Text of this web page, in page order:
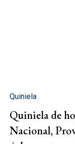
Quiniela
Quiniela de
Nacional,